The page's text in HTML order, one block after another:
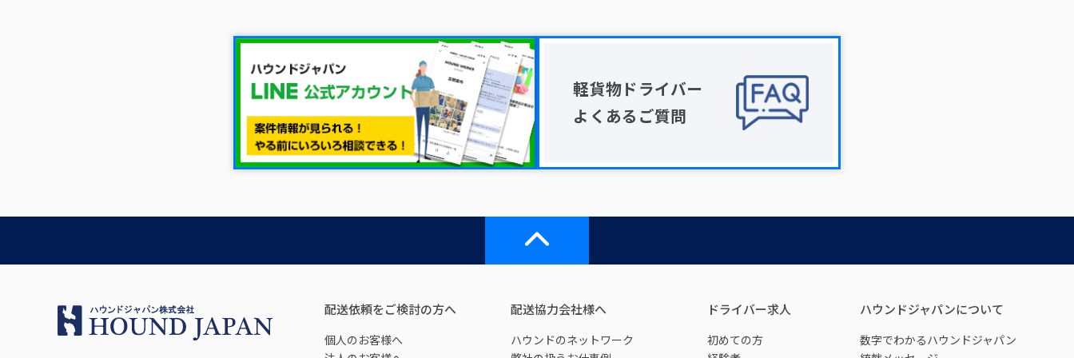
軽貨物ドライバー
よくあるご質問
配送依頼をご検討の方へ
個人のお客様へ
配送協力会社様へ
ハウンドのネットワーク
ドライバー求人
初めての方
ハウンドジャパンについて
数字でわかるハウンドジャパン